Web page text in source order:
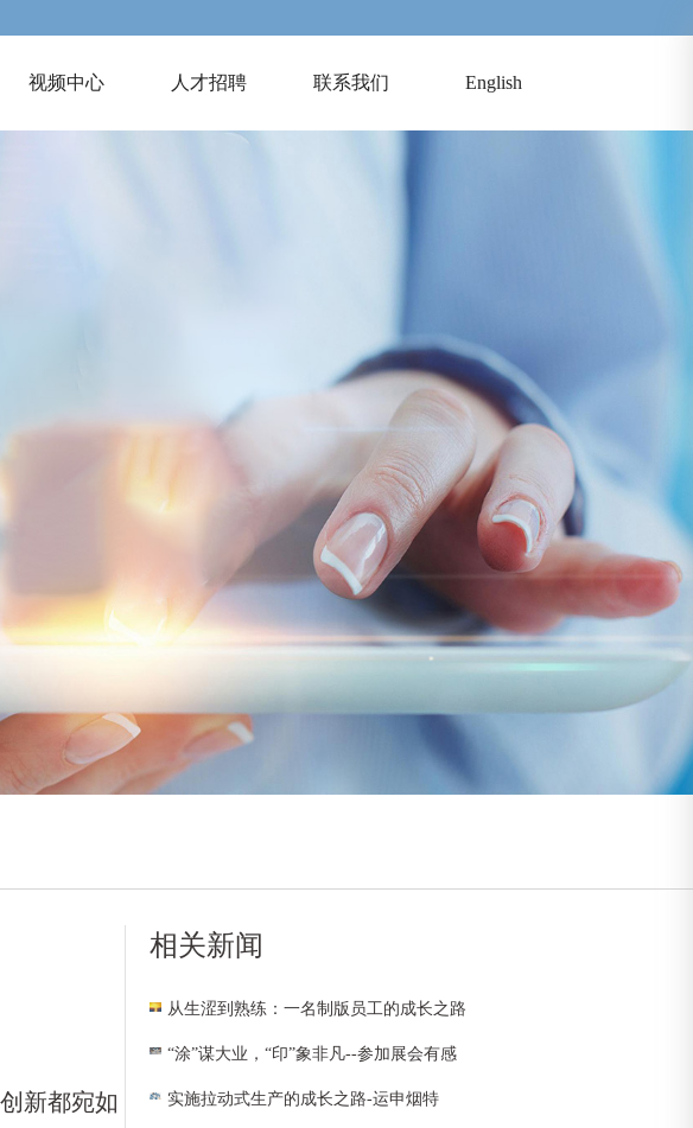
视频中心 人才招聘 联系我们 English
新都宛如
相关新闻
从生涩到熟练：一名制版员工的成长之路
“涂”谋大业，“印”象非凡--参加展会有感
实施拉动式生产的成长之路-运申烟特